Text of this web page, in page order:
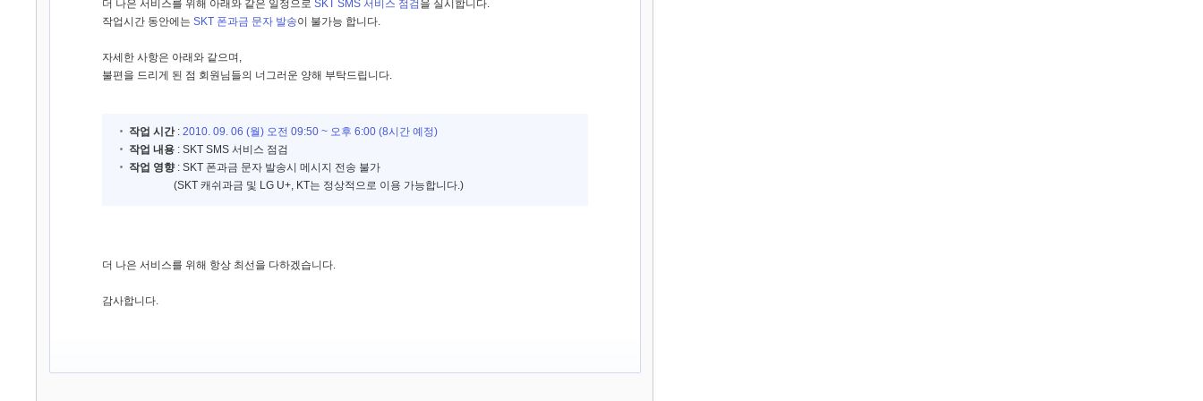
더 나은 서비스를 위해 아래와 같은 일정으로 SKT SMS 서비스 점검 을 실시합니다.
작업시간 동안에는 SKT 폰과금 문자 발송이 불가능 합니다.
자세한 사항은 아래와 같으며,
불편을 드리게 된 점 회원님들의 너그러운 양해 부탁드립니다.
작업 시간: 2010. 09. 06 (월) 오전 09:50 ~ 오후 6:00 (8시간 예정)
작업 내용: SKT SMS 서비스 점검
작업 영향: SKT 폰과금 문자 발송시 메시지 전송 불가
(SKT 캐쉬과금 및 LG U+, KT는 정상적으로 이용 가능합니다.)
더 나은 서비스를 위해 항상 최선을 다하겠습니다.
감사합니다.